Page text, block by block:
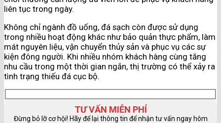
liên tục trong ngày.
Không chỉ ngành đồ uống, đá sạch còn được sử dụng
trong nhiều hoạt động khác như bảo quản thực phẩm, làm
mát nguyên liệu, vận chuyển thủy sản và phục vụ các sự
kiện đông người. Khi nhiều nhóm khách hàng cùng tăng
nhu cầu trong một thời gian ngắn, thị trường có thể xảy ra
tình trạng thiếu đá cục bộ.
TƯ VẤN MIỄN PHÍ
Đừng bỏ lỡ cơ hội! Hãy để lại thông tin để nhận tư vấn ngay hôm